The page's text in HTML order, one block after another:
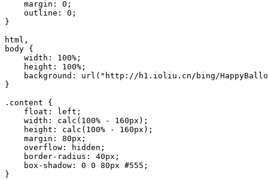
    margin: 0;
    outline: 0;
}
html,
body {
    width: 100%;
    height: 100%;
background: url("http://h1.ioliu.cn/bing/
}
.content {
    float: left;
    width: calc(100% - 160px);
    height: calc(100% - 160px);
    margin: 80px;
    overflow: hidden;
    border-radius: 40px;
    box-shadow: 0 0 80px #555;
}